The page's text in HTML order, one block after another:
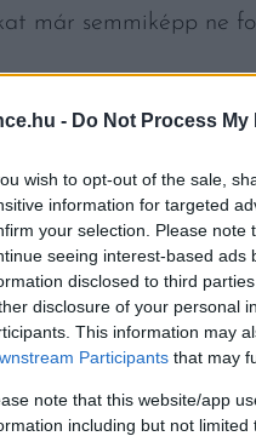
- Do Not Process
wish to opt-out of the sale,
information for targeted
your selection. Please
seeing interest-based ads
disclosed to third
disclosure of your personal
This information may
Participants that may
note that this website/app
including but not
már semmiképp ne
töröljük át a
egy rész ecetet
után öblítsük le